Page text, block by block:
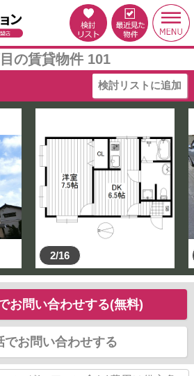
の賃貸物件 101
検討リストに追加
2/16
お問い合わせする(無料)
でお問い合わせする